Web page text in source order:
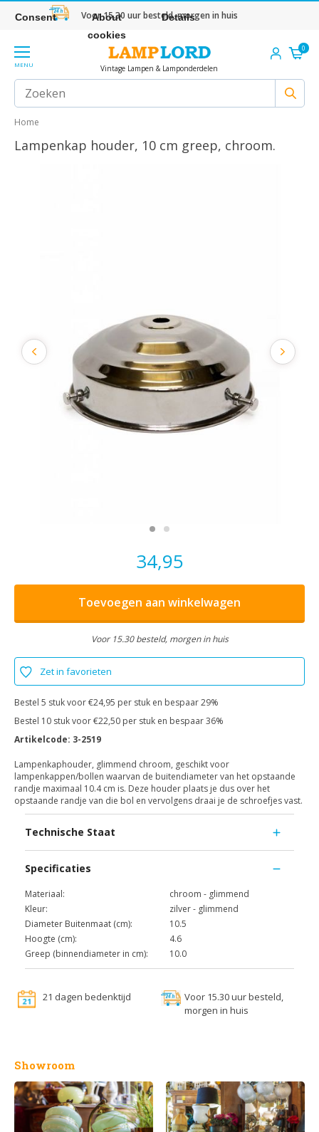
Voor 15.30 uur besteld, morgen in huis
MENU Vintage Lampen & Lamponderdelen
0
Home
Lampenkap houder, 10 cm greep, chroom.
34,95
Toevoegen aan winkelwagen
Voor 15.30 besteld, morgen in huis
Zet in favorieten
Bestel 5 stuk voor €24,95 per stuk en bespaar 29%
Bestel 10 stuk voor €22,50 per stuk en bespaar 36%
Artikelcode: 3-2519
Lampenkaphouder, glimmend chroom, geschikt voor
lampenkappen/bollen waarvan de buitendiameter van het opstaande
randje maximaal 10.4 cm is. Deze houder plaats je dus over het
opstaande randje van die bol en vervolgens draai je de schroefjes vast.
Technische Staat
Specificaties
Materiaal:
chroom - glimmend
Kleur:
zilver - glimmend
Diameter Buitenmaat (cm):
10.5
Hoogte (cm):
4.6
Greep (binnendiameter in cm):
10.0
21 dagen bedenktijd
Voor 15.30 uur besteld,
morgen in huis
Showroom
Consent
About
cookies
Details